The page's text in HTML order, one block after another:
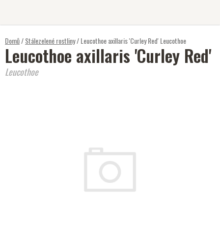
Domů/Stálezelené rostliny/Leucothoe axillaris 'Curley Red'Leucothoe
Leucothoe axillaris 'Curley Red'
Leucothoe